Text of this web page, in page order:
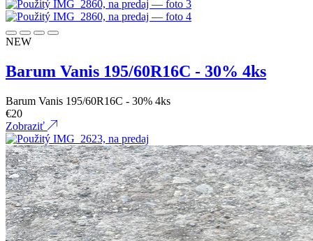
NEW
Barum Vanis 195/60R16C - 30% 4ks
Barum Vanis 195/60R16C - 30% 4ks
€20
Zobraziť